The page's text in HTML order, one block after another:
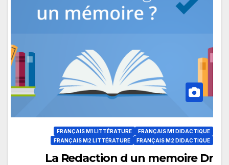
FRANÇAIS M1 DIDACTIQUE
FRANÇAIS M1 LITTÉRATURE
FRANÇAIS M2 DIDACTIQUE
FRANÇAIS M2 LITTÉRATURE
La Redaction d un memoire Dr